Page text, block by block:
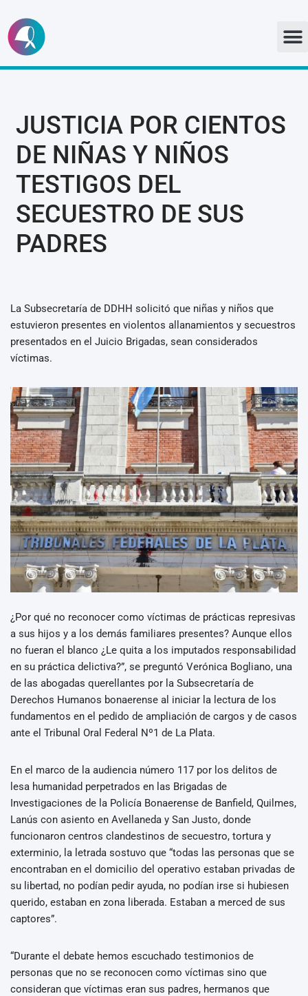
Ir
al
JUSTICIA POR CIENTOS
DE NIÑAS Y NIÑOS
TESTIGOS DEL
SECUESTRO DE SUS
PADRES
La Subsecretaría de DDHH solicitó que niñas y niños que
estuvieron presentes en violentos allanamientos y secuestros
presentados en el Juicio Brigadas, sean considerados
víctimas.
¿Por qué no reconocer como víctimas de prácticas represivas
a sus hijos y a los demás familiares presentes? Aunque ellos
no fueran el blanco ¿Le quita a los imputados responsabilidad
en su práctica delictiva?”, se preguntó Verónica Bogliano, una
de las abogadas querellantes por la Subsecretaría de
Derechos Humanos bonaerense al iniciar la lectura de los
fundamentos en el pedido de ampliación de cargos y de casos
ante el Tribunal Oral Federal Nº1 de La Plata.
En el marco de la audiencia número 117 por los delitos de
lesa humanidad perpetrados en las Brigadas de
Investigaciones de la Policía Bonaerense de Banfield, Quilmes,
Lanús con asiento en Avellaneda y San Justo, donde
funcionaron centros clandestinos de secuestro, tortura y
exterminio, la letrada sostuvo que “todas las personas que se
encontraban en el domicilio del operativo estaban privadas de
su libertad, no podían pedir ayuda, no podían irse si hubiesen
querido, estaban en zona liberada. Estaban a merced de sus
captores”.
“Durante el debate hemos escuchado testimonios de
personas que no se reconocen como víctimas sino que
consideran que víctimas eran sus padres, hermanos que